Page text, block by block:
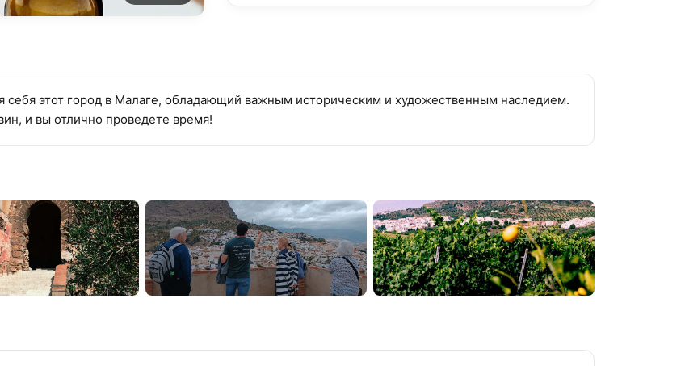
себя этот город в Малаге, обладающий важным историческим и художественным наследием.
и вы отлично проведете время!